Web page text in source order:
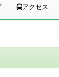
アクセス